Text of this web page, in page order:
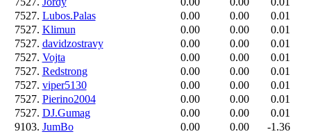
7527. Lubos.Palas 0.00 0.00
0.01
7527. Klimun 0.00 0.00
0.01
7527. davidzostravy 0.00 0.00
0.01
7527. Vojta 0.00 0.00
0.01
7527. Redstrong 0.00 0.00
0.01
7527. viper5130 0.00 0.00
0.01
7527. Pierino2004 0.00 0.00
0.01
7527. DJ.Gumag 0.00 0.00
0.01
9103. JumBo 0.00 0.00
-1.36